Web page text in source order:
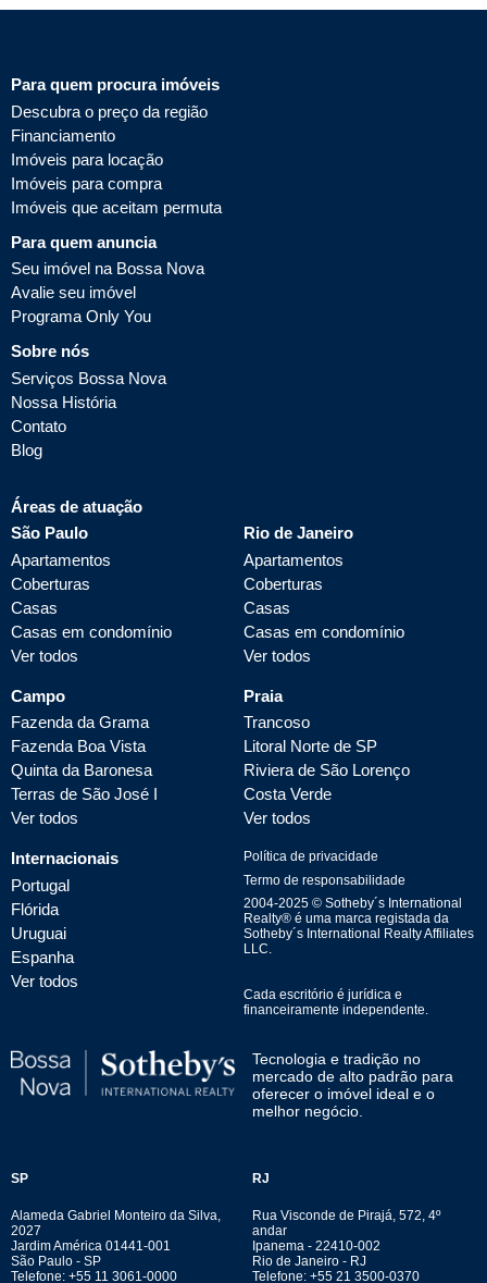
Para quem procura imóveis
Descubra o preço da região
Financiamento
Imóveis para locação
Imóveis para compra
Imóveis que aceitam permuta
Para quem anuncia
Seu imóvel na Bossa Nova
Avalie seu imóvel
Programa Only You
Sobre nós
Serviços Bossa Nova
Nossa História
Contato
Blog
Áreas de atuação
São Paulo
Apartamentos
Coberturas
Casas
Casas em condomínio
Ver todos
Rio de Janeiro
Apartamentos
Coberturas
Casas
Casas em condomínio
Ver todos
Campo
Fazenda da Grama
Fazenda Boa Vista
Quinta da Baronesa
Terras de São José I
Ver todos
Praia
Trancoso
Litoral Norte de SP
Riviera de São Lorenço
Costa Verde
Ver todos
Internacionais
Portugal
Flórida
Uruguai
Espanha
Ver todos
Política de privacidade
Termo de responsabilidade
2004-2025 © Sotheby´s International
Realty® é uma marca registada da
Sotheby´s International Realty Affiliates
LLC.
Cada escritório é jurídica e
financeiramente independente.
Tecnologia e tradição no
mercado de alto padrão para
oferecer o imóvel ideal e o
melhor negócio.
SP
Alameda Gabriel Monteiro da Silva,
2027
Jardim América 01441-001
São Paulo - SP
Telefone: +55 11 3061-0000
RJ
Rua Visconde de Pirajá, 572, 4º
andar
Ipanema - 22410-002
Rio de Janeiro - RJ
Telefone: +55 21 3500-0370